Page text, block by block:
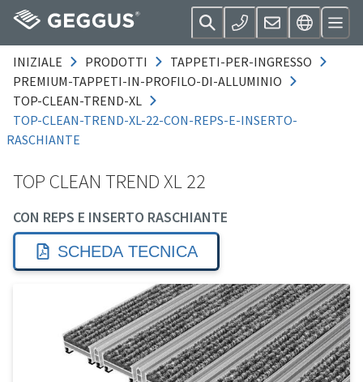
INIZIALE PRODOTTI
TAPPETI-PER-INGRESSO
PREMIUM-TAPPETI-IN-PROFILO-DI-ALLUMINIO
TOP-CLEAN-TREND-XL
TOP-CLEAN-TREND-XL-22-CON-REPS-E-INSERTO-
RASCHIANTE
TOP CLEAN TREND XL 22
CON REPS E INSERTO RASCHIANTE
SCHEDA TECNICA